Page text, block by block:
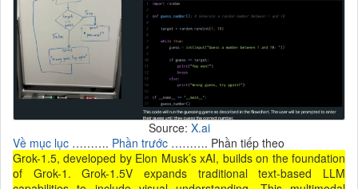
Source: X.ai
Về mục lục ………. Phần trước ………. Phần tiếp theo
Grok-1.5, developed by Elon Musk’s xAI, builds on the foundation
of Grok-1. Grok-1.5V expands traditional text-based LLM